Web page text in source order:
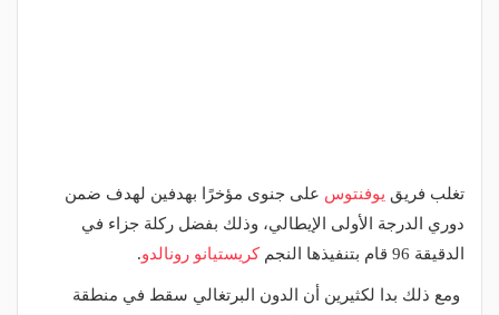
تغلب فريق يوفنتوس على جنوى مؤخرًا بهدفين لهدف ضمن
دوري الدرجة الأولى الإيطالي، وذلك بفضل ركلة جزاء في
الدقيقة 96 قام بتنفيذها النجم
كريستيانو رونالدو.
ومع ذلك بدا لكثيرين أن الدون البرتغالي سقط في منطقة